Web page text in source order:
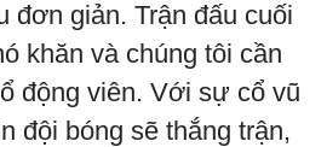
đơn giản. Trận đấu cuối
khăn và chúng tôi cần
động viên. Với sự cổ vũ
đội bóng sẽ thắng trận,